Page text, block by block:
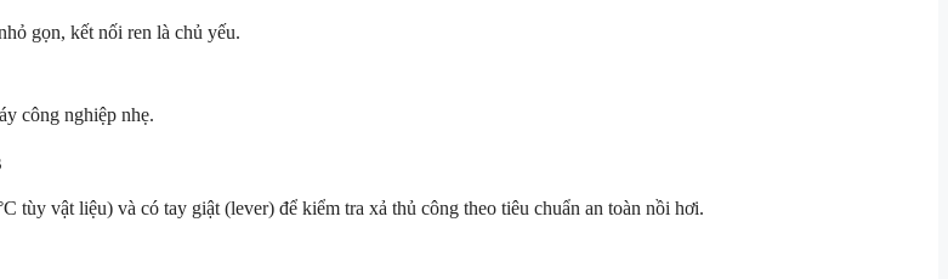
gọn, kết nối ren là chủ yếu.
công nghiệp nhẹ.
tùy vật liệu) và có tay giật (lever) để kiểm tra xả thủ công theo tiêu chuẩn an toàn nồi hơi.